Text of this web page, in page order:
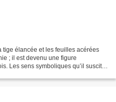
élancée et les feuilles acérées
; il est devenu une figure
Les sens symboliques qu’il suscite